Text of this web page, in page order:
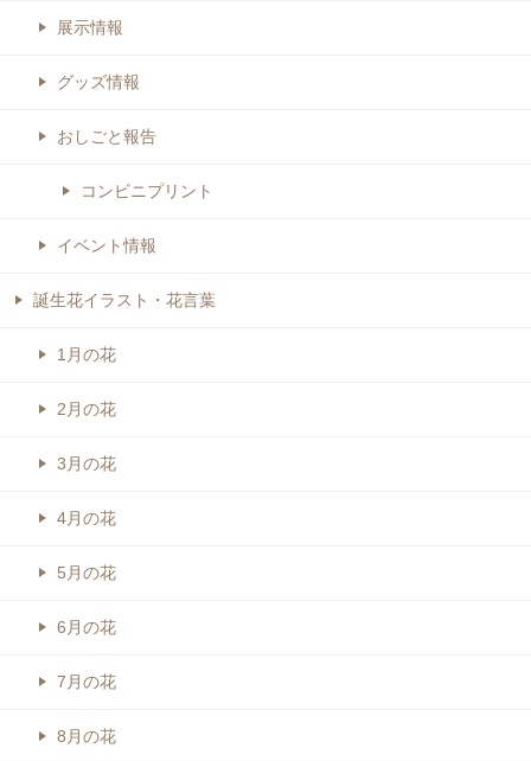
展示情報
グッズ情報
おしごと報告
コンビニプリント
イベント情報
誕生花イラスト・花言葉
1月の花
2月の花
3月の花
4月の花
5月の花
6月の花
7月の花
8月の花